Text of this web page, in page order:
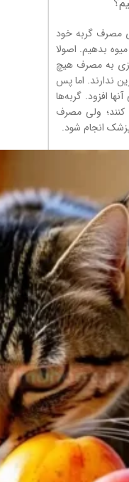
مصرف گربه خود
بدهیم. اصولا
به مصرف هیچ
ندارند. اما پس
افزود. گربه‌ها
کنند؛ ولی مصرف
انجام شود.